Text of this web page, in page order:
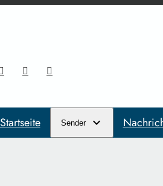
Startseite Sender